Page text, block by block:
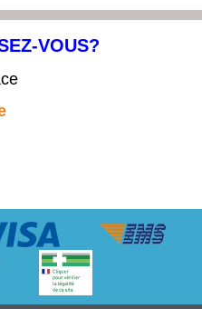
VOUS?